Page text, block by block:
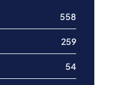
558
259
54